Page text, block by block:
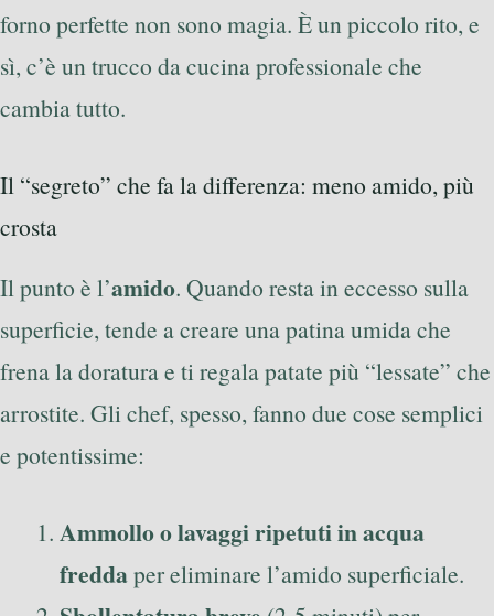
forno perfette non sono magia. È un piccolo rito, e
sì, c’è un trucco da cucina professionale che
cambia tutto.
Il “segreto” che fa la differenza: meno amido, più
crosta
Il punto è l’amido. Quando resta in eccesso sulla
superficie, tende a creare una patina umida che
frena la doratura e ti regala patate più “lessate” che
arrostite. Gli chef, spesso, fanno due cose semplici
e potentissime:
Ammollo o lavaggi ripetuti in acqua
freddaper eliminare l’amido superficiale.